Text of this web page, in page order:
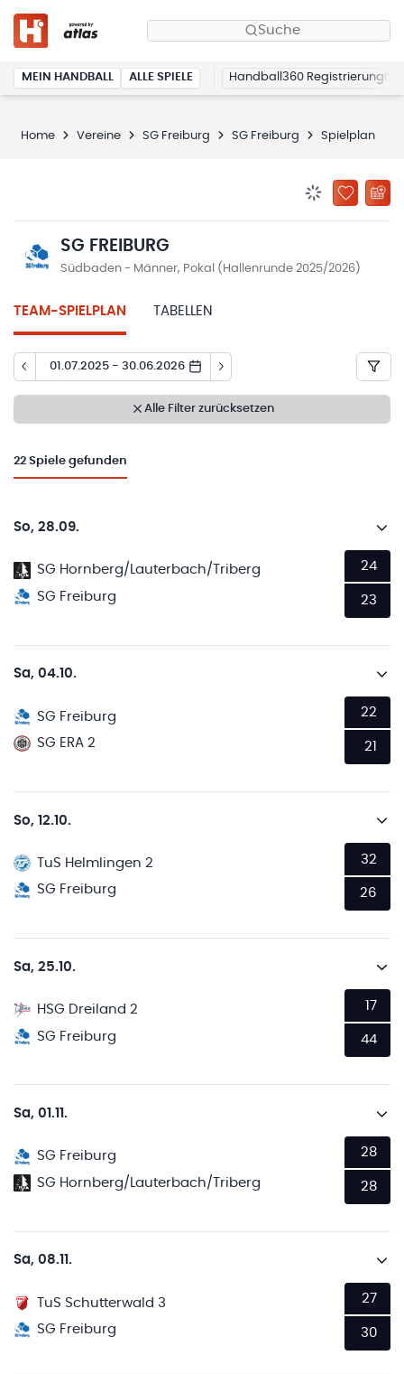
Suche
MEIN HANDBALL ALLE SPIELE Handball360 Registrierung
Home Vereine SG Freiburg SG Freiburg Spielplan
ZU
SG FREIBURG
Südbaden - Männer, Pokal (Hallenrunde 2025/2026)
TEAM-SPIELPLAN TABELLEN
01.07.2025 - 30.06.2026
Alle Filter zurücksetzen
22 Spiele gefunden
So, 28.09.
SG Hornberg/Lauterbach/Triberg
SG Freiburg
24
23
Sa, 04.10.
SG Freiburg
SG ERA 2
22
21
So, 12.10.
TuS Helmlingen 2
SG Freiburg
32
26
Sa, 25.10.
HSG Dreiland 2
SG Freiburg
17
44
Sa, 01.11.
SG Freiburg
SG Hornberg/Lauterbach/Triberg
28
28
Sa, 08.11.
TuS Schutterwald 3
SG Freiburg
27
30